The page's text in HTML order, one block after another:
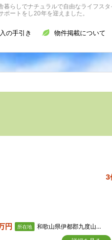
らしでナチュラルで自由なライフスタ
ートをし20年を迎えました。
の手引き 物件掲載について
3
円 所在地
和歌山県伊都郡九度山町 大字河根